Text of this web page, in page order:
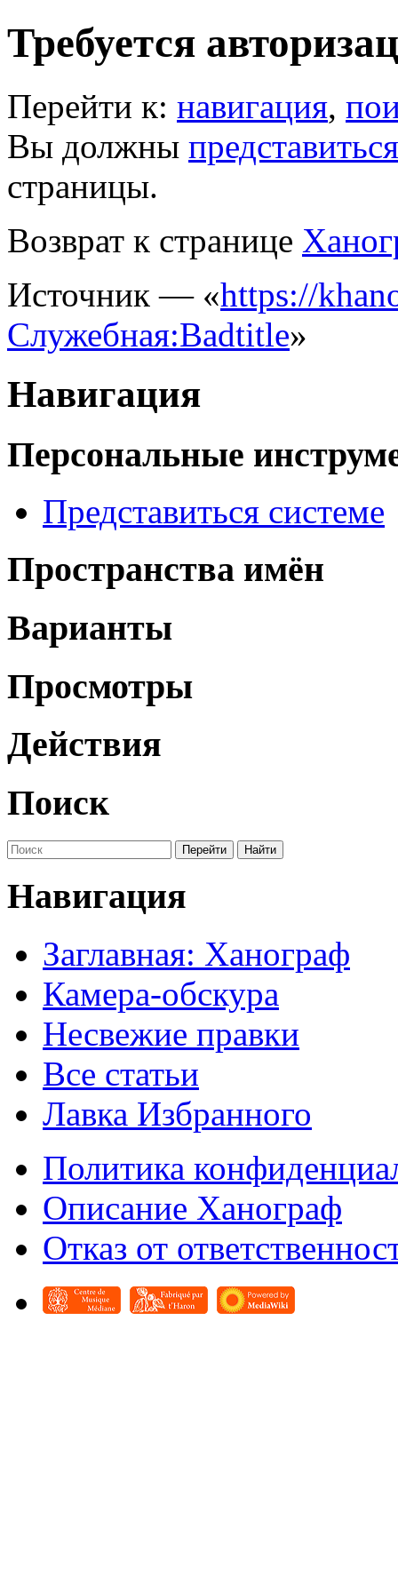
Требуется
Перейти к: навигация,
Вы должны представиться
страницы.
Возврат к странице
Источник — «https://
Служебная:Badtitle»
Навигация
Персональные
Представиться системе
Пространства имён
Варианты
Просмотры
Действия
Поиск
Навигация
Заглавная: Ханограф
Камера-обскура
Несвежие правки
Все статьи
Лавка Избранного
Политика
Описание Ханограф
Отказ от